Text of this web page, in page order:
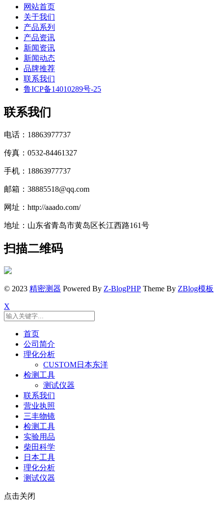
网站首页
关于我们
产品系列
产品资讯
新闻资讯
新闻动态
品牌推荐
联系我们
鲁ICP备14010289号-25
联系我们
电话：18863977737
传真：0532-84461327
手机：18863977737
邮箱：38885518@qq.com
网址：http://aaado.com/
地址：山东省青岛市黄岛区长江西路161号
扫描二维码
© 2023 精密测器 Powered By Z-BlogPHP Theme By ZBlog模板
X
首页
公司简介
理化分析
CUSTOM日本东洋
检测工具
测试仪器
联系我们
营业执照
三丰物镜
检测工具
实验用品
柴田科学
日本工具
理化分析
测试仪器
点击关闭